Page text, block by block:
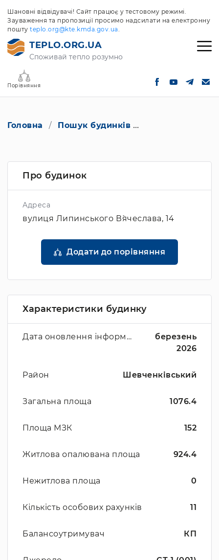
Шановні відвідувачі! Сайт працює у тестовому режимі.
Зауваження та пропозиції просимо надсилати на електронну
пошту teplo.org@kte.kmda.gov.ua.
TEPLO.ORG.UA
Споживай тепло розумно
Порівняння
Головна Пошук будинків
Про будинок
Адреса
вулиця Липинського В`ячеслава, 14
Додати до порівняння
Характеристики будинку
Дата оновлення інформації
березень
2026
Район Шевченківський
Загальна площа 1076.4
Площа МЗК 152
Житлова опалювана площа 924.4
Нежитлова площа 0
Кількість особових рахунків 11
Балансоутримувач КП